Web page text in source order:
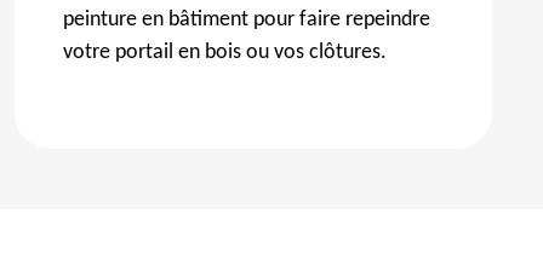
peinture en bâtiment pour faire repeindre
votre portail en bois ou vos clôtures.